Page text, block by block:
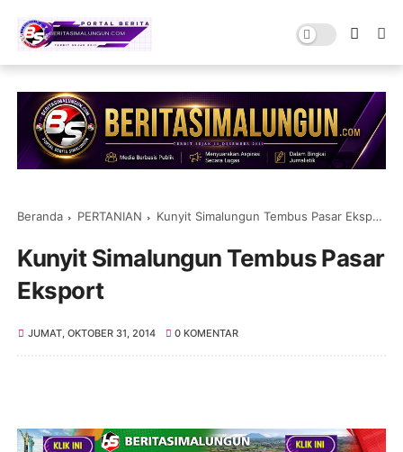
Beranda PERTANIAN Kunyit Simalungun Tembus Pasar Eksport
Kunyit Simalungun Tembus Pasar
Eksport
JUMAT, OKTOBER 31, 2014 0 KOMENTAR